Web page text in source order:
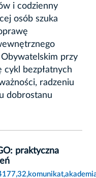
i codzienny
osób szuka
przy
cykl bezpłatnych
radzeniu
dobrostanu
praktyczna